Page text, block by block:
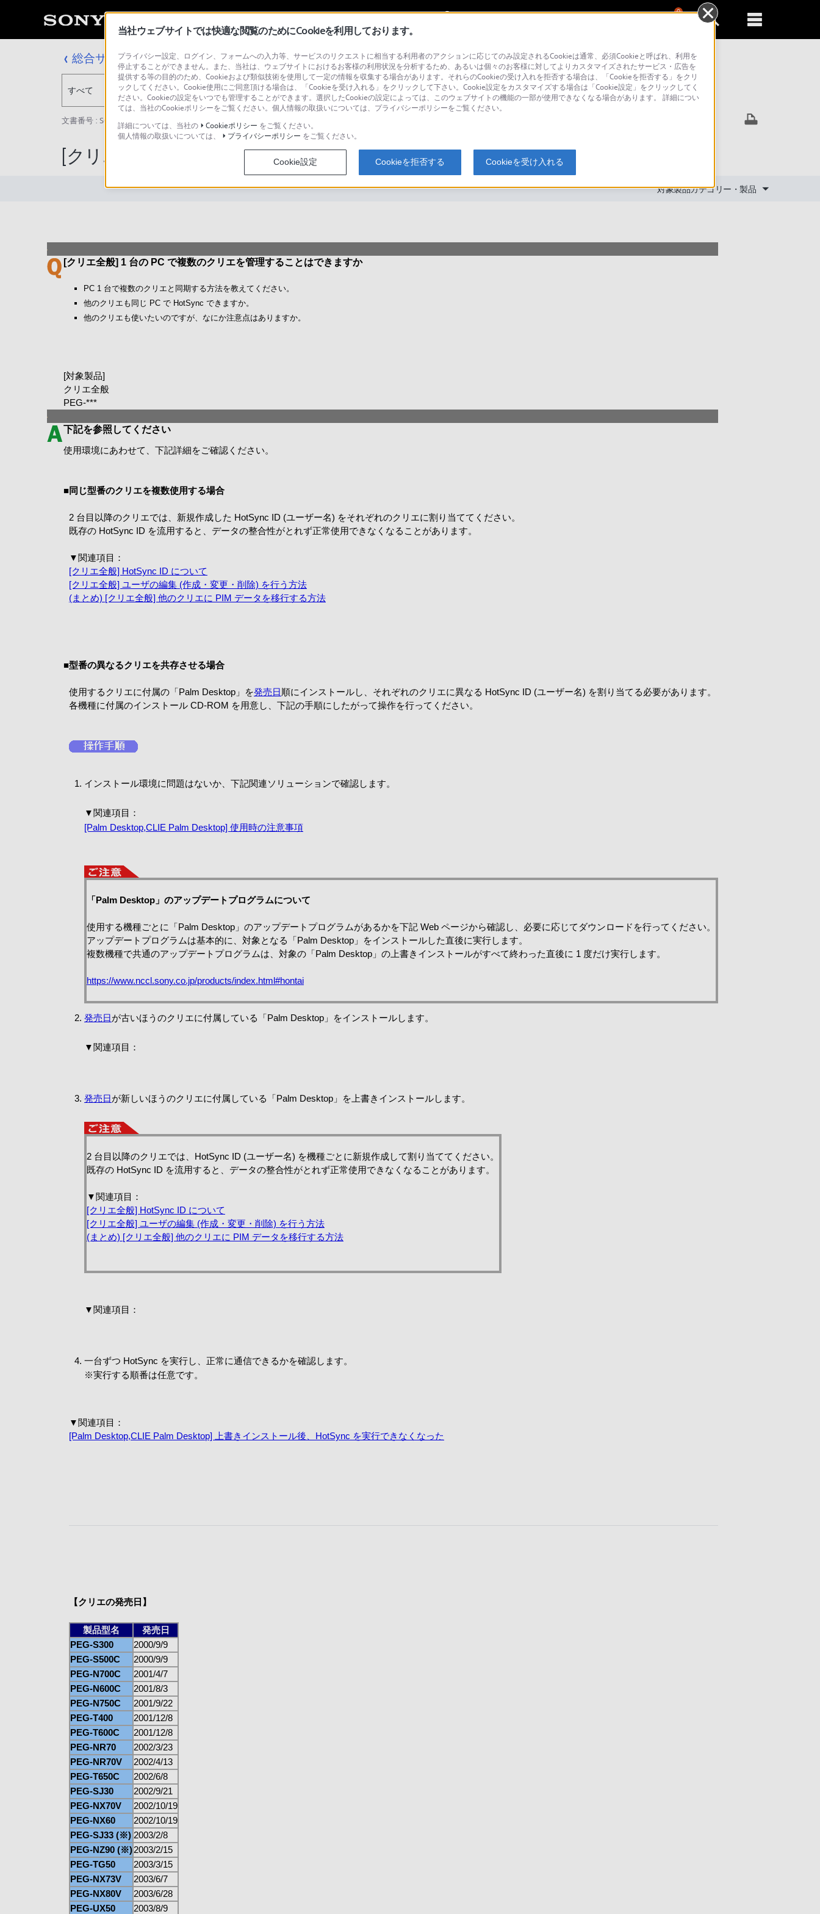
0
総合サポート・お問い合わせ
すべて 検索
文書番号 : S0107090000502 / 最終更新日 : 2025/03/11
[クリエ全般] 1 台の PC で複数のクリエを管理することはできますか
対象製品カテゴリー・製品
[クリエ全般] 1 台の PC で複数のクリエを管理することはできますか
PC 1 台で複数のクリエと同期する方法を教えてください。
他のクリエも同じ PC で HotSync できますか。
他のクリエも使いたいのですが、なにか注意点はありますか。
[対象製品]
クリエ全般
PEG-***
下記を参照してください
使用環境にあわせて、下記詳細をご確認ください。
■同じ型番のクリエを複数使用する場合
2 台目以降のクリエでは、新規作成した HotSync ID (ユーザー名) をそれぞれのクリエに割り当ててください。
既存の HotSync ID を流用すると、データの整合性がとれず正常使用できなくなることがあります。
▼関連項目：
[クリエ全般] HotSync ID について
[クリエ全般] ユーザの編集 (作成・変更・削除) を行う方法
(まとめ) [クリエ全般] 他のクリエに PIM データを移行する方法
■型番の異なるクリエを共存させる場合
使用するクリエに付属の「Palm Desktop」を発売日順にインストールし、それぞれのクリエに異なる HotSync ID (ユーザー名) を割り当てる必要があります。
各機種に付属のインストール CD-ROM を用意し、下記の手順にしたがって操作を行ってください。
インストール環境に問題はないか、下記関連ソリューションで確認します。
▼関連項目：
[Palm Desktop,CLIE Palm Desktop] 使用時の注意事項
「Palm Desktop」のアップデートプログラムについて
使用する機種ごとに「Palm Desktop」のアップデートプログラムがあるかを下記 Web ページから確認し、必要に応じてダウンロードを行ってください。
アップデートプログラムは基本的に、対象となる「Palm Desktop」をインストールした直後に実行します。
複数機種で共通のアップデートプログラムは、対象の「Palm Desktop」の上書きインストールがすべて終わった直後に 1 度だけ実行します。
https://www.nccl.sony.co.jp/products/index.html#hontai
発売日が古いほうのクリエに付属している「Palm Desktop」をインストールします。
▼関連項目：
発売日が新しいほうのクリエに付属している「Palm Desktop」を上書きインストールします。
2 台目以降のクリエでは、HotSync ID (ユーザー名) を機種ごとに新規作成して割り当ててください。
既存の HotSync ID を流用すると、データの整合性がとれず正常使用できなくなることがあります。
▼関連項目：
[クリエ全般] HotSync ID について
[クリエ全般] ユーザの編集 (作成・変更・削除) を行う方法
(まとめ) [クリエ全般] 他のクリエに PIM データを移行する方法
▼関連項目：
一台ずつ HotSync を実行し、正常に通信できるかを確認します。
※実行する順番は任意です。
▼関連項目：
[Palm Desktop,CLIE Palm Desktop] 上書きインストール後、HotSync を実行できなくなった
【クリエの発売日】
製品型名
発売日
PEG-S300
2000/9/9
PEG-S500C
2000/9/9
PEG-N700C
2001/4/7
PEG-N600C
2001/8/3
PEG-N750C
2001/9/22
PEG-T400
2001/12/8
PEG-T600C
2001/12/8
PEG-NR70
2002/3/23
PEG-NR70V
2002/4/13
PEG-T650C
2002/6/8
PEG-SJ30
2002/9/21
PEG-NX70V
2002/10/19
PEG-NX60
2002/10/19
PEG-SJ33 (※) 2003/2/8
PEG-NZ90 (※)2003/2/15
PEG-TG50
2003/3/15
PEG-NX73V
2003/6/7
PEG-NX80V
2003/6/28
PEG-UX50
2003/8/9
当社ウェブサイトでは快適な閲覧のためにCookieを利用しております。
プライバシー設定、ログイン、フォームへの入力等、サービスのリクエストに相当する利用者のアクションに応じてのみ設定されるCookieは通常、必須Cookieと呼ばれ、利用を
停止することができません。また、当社は、ウェブサイトにおけるお客様の利用状況を分析するため、あるいは個々のお客様に対してよりカスタマイズされたサービス・広告を
提供する等の目的のため、Cookieおよび類似技術を使用して一定の情報を収集する場合があります。それらのCookieの受け入れを拒否する場合は、「Cookieを拒否する」をクリ
ックしてください。Cookie使用にご同意頂ける場合は、「Cookieを受け入れる」をクリックして下さい。Cookie設定をカスタマイズする場合は「Cookie設定」をクリックしてく
ださい。Cookieの設定をいつでも管理することができます。選択したCookieの設定によっては、このウェブサイトの機能の一部が使用できなくなる場合があります。 詳細につい
ては、当社のCookieポリシーをご覧ください。個人情報の取扱いについては、プライバシーポリシーをご覧ください。
詳細については、当社の
Cookieポリシー をご覧ください。
個人情報の取扱いについては、
プライバシーポリシー をご覧ください。
Cookie設定 Cookieを拒否する Cookieを受け入れる